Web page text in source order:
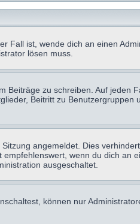
Fall ist, wende dich an einen
lösen muss.
Beiträge zu schreiben. Auf jeden
Beitritt zu Benutzergruppen
angemeldet. Dies
wenn du dich an
ausgeschaltet.
können nur